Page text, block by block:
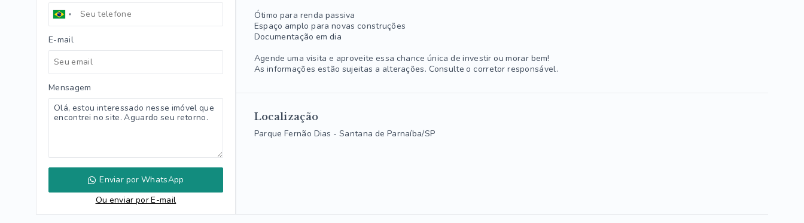
Ótimo para renda passiva
Espaço amplo para novas construções
Documentação em dia
Agende uma visita e aproveite essa chance única de investir ou morar bem!
As informações estão sujeitas a alterações. Consulte o corretor responsável.
Localização
Parque Fernão Dias - Santana de Parnaíba/SP
E-mail
Mensagem
Enviar por WhatsApp
Ou enviar por E-mail